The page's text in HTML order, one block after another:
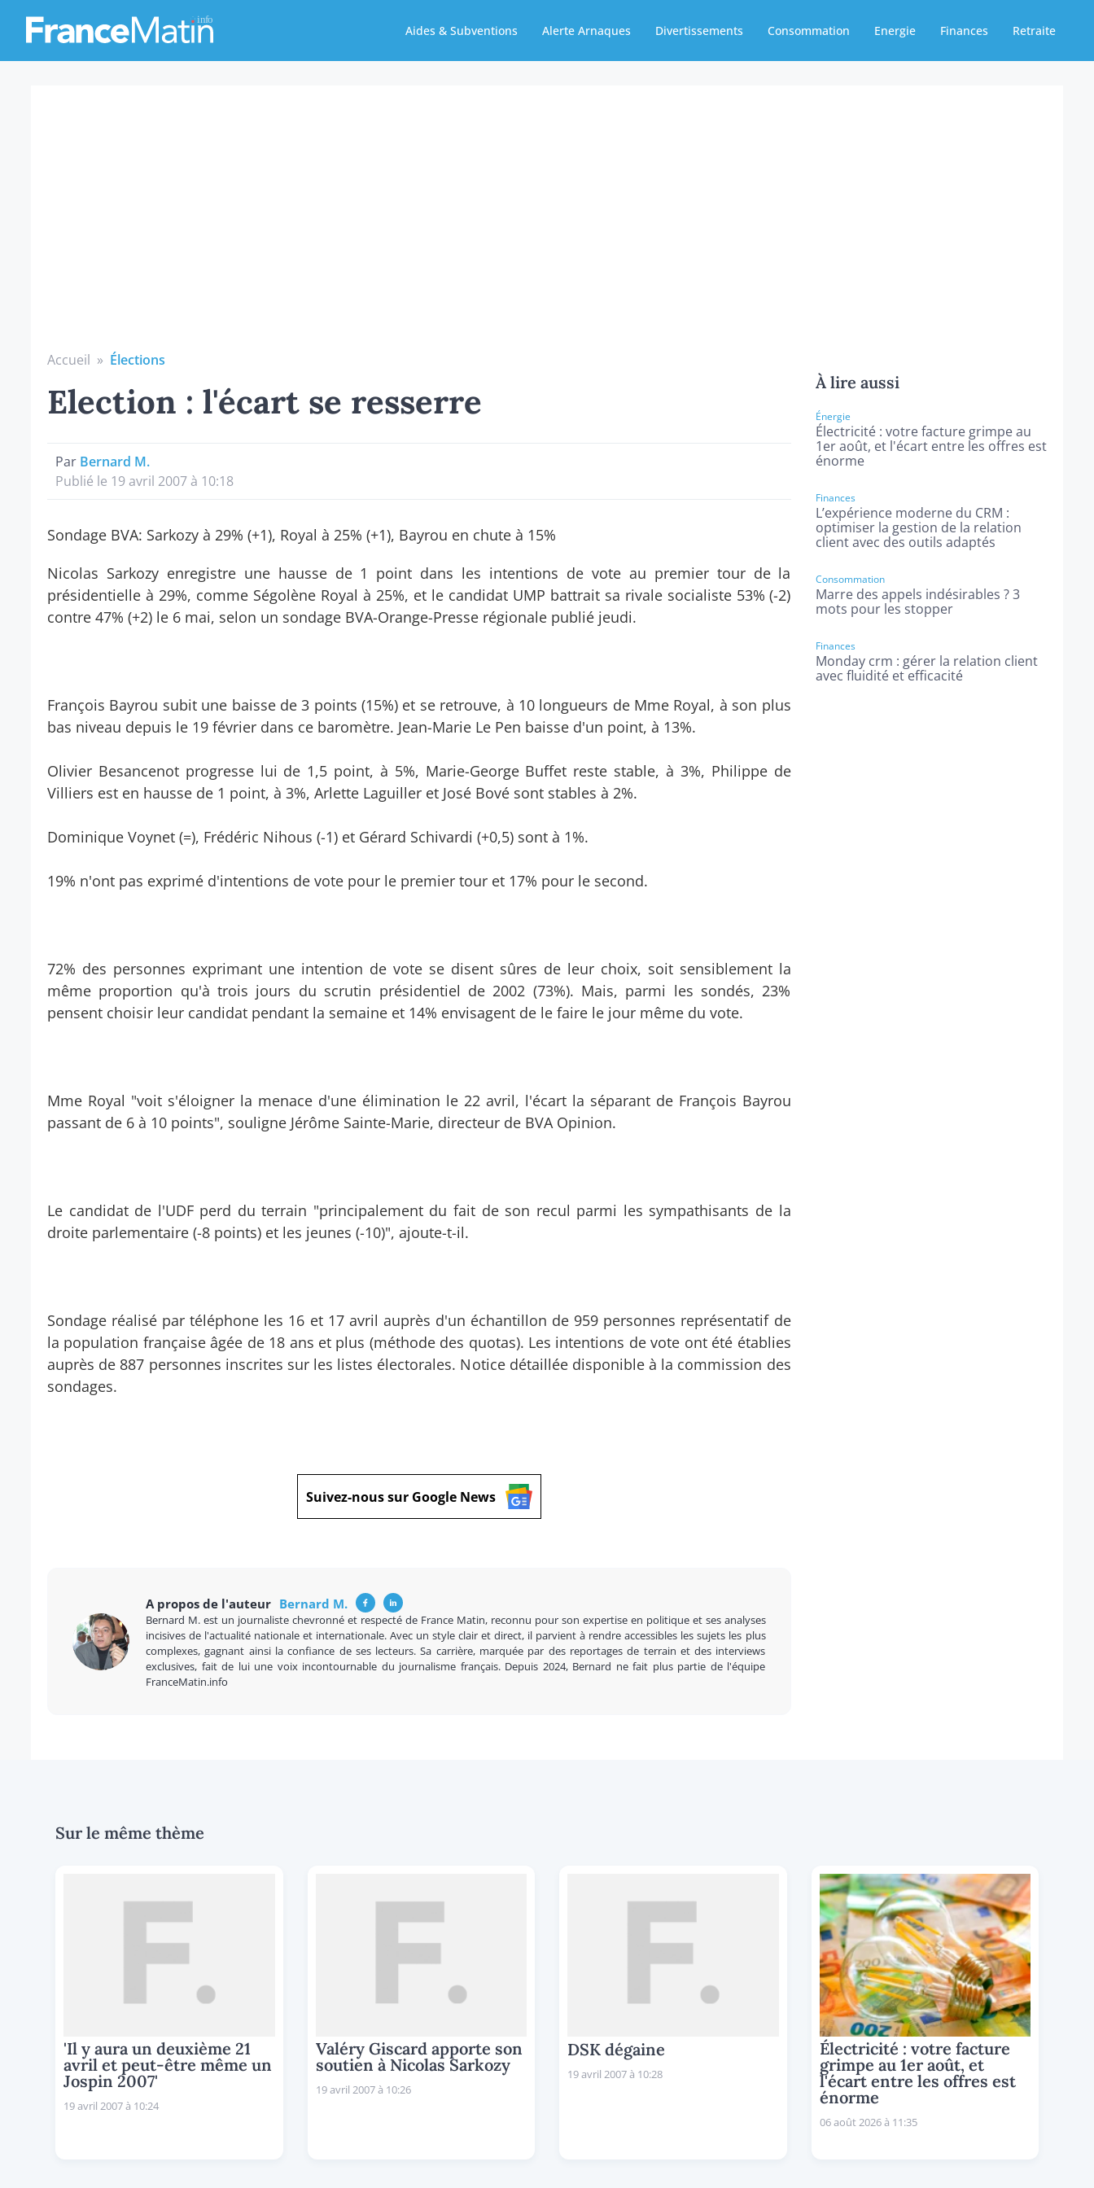
Aides & Subventions Alerte Arnaques Divertissements Consommation Energie Finances Retraite
Accueil » Élections
Election : l'écart se resserre
Par Bernard M.
Publié le 19 avril 2007 à 10:18
Sondage BVA: Sarkozy à 29% (+1), Royal à 25% (+1), Bayrou en chute à 15%
Nicolas Sarkozy enregistre une hausse de 1 point dans les intentions de vote au premier tour de la
présidentielle à 29%, comme Ségolène Royal à 25%, et le candidat UMP battrait sa rivale socialiste 53% (-2)
contre 47% (+2) le 6 mai, selon un sondage BVA-Orange-Presse régionale publié jeudi.
François Bayrou subit une baisse de 3 points (15%) et se retrouve, à 10 longueurs de Mme Royal, à son plus
bas niveau depuis le 19 février dans ce baromètre. Jean-Marie Le Pen baisse d'un point, à 13%.
Olivier Besancenot progresse lui de 1,5 point, à 5%, Marie-George Buffet reste stable, à 3%, Philippe de
Villiers est en hausse de 1 point, à 3%, Arlette Laguiller et José Bové sont stables à 2%.
Dominique Voynet (=), Frédéric Nihous (-1) et Gérard Schivardi (+0,5) sont à 1%.
19% n'ont pas exprimé d'intentions de vote pour le premier tour et 17% pour le second.
72% des personnes exprimant une intention de vote se disent sûres de leur choix, soit sensiblement la
même proportion qu'à trois jours du scrutin présidentiel de 2002 (73%). Mais, parmi les sondés, 23%
pensent choisir leur candidat pendant la semaine et 14% envisagent de le faire le jour même du vote.
Mme Royal "voit s'éloigner la menace d'une élimination le 22 avril, l'écart la séparant de François Bayrou
passant de 6 à 10 points", souligne Jérôme Sainte-Marie, directeur de BVA Opinion.
Le candidat de l'UDF perd du terrain "principalement du fait de son recul parmi les sympathisants de la
droite parlementaire (-8 points) et les jeunes (-10)", ajoute-t-il.
Sondage réalisé par téléphone les 16 et 17 avril auprès d'un échantillon de 959 personnes représentatif de
la population française âgée de 18 ans et plus (méthode des quotas). Les intentions de vote ont été établies
auprès de 887 personnes inscrites sur les listes électorales. Notice détaillée disponible à la commission des
sondages.
Suivez-nous sur Google News
A propos de l'auteur Bernard M.
Bernard M. est un journaliste chevronné et respecté de France Matin, reconnu pour son expertise en politique et ses analyses
incisives de l'actualité nationale et internationale. Avec un style clair et direct, il parvient à rendre accessibles les sujets les plus
complexes, gagnant ainsi la confiance de ses lecteurs. Sa carrière, marquée par des reportages de terrain et des interviews
exclusives, fait de lui une voix incontournable du journalisme français. Depuis 2024, Bernard ne fait plus partie de l'équipe
FranceMatin.info
À lire aussi
Énergie
Électricité : votre facture grimpe au
1er août, et l'écart entre les offres est
énorme
Finances
L’expérience moderne du CRM :
optimiser la gestion de la relation
client avec des outils adaptés
Consommation
Marre des appels indésirables ? 3
mots pour les stopper
Finances
Monday crm : gérer la relation client
avec fluidité et efficacité
Sur le même thème
'Il y aura un deuxième 21
avril et peut-être même un
Jospin 2007'
19 avril 2007 à 10:24
Valéry Giscard apporte son
soutien à Nicolas Sarkozy
19 avril 2007 à 10:26
DSK dégaine
19 avril 2007 à 10:28
Électricité : votre facture
grimpe au 1er août, et
l'écart entre les offres est
énorme
06 août 2026 à 11:35